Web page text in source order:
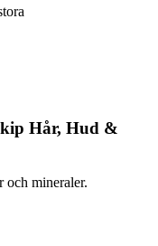
Hår, Hud &
och mineraler.